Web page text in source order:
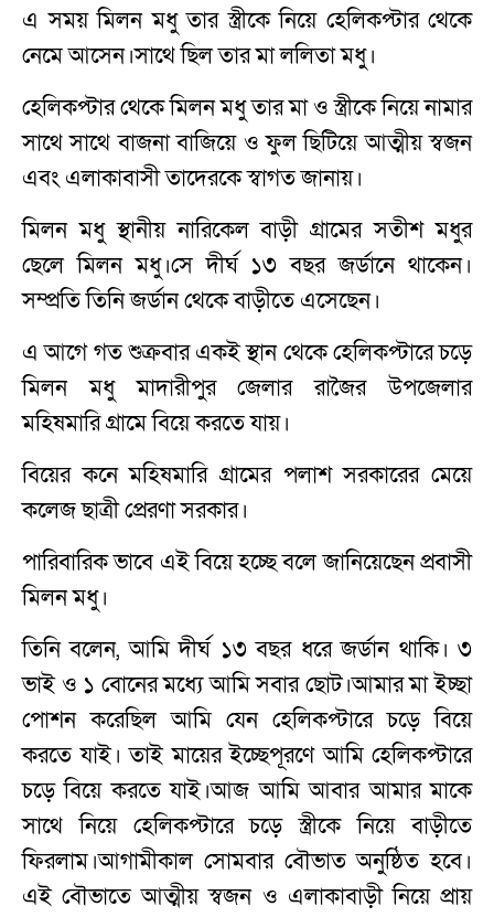
এ সময় মিলন মধু তার স্ত্রীকে নিয়ে হেলিকপ্টার থেকে
নেমে আসেন।সাথে ছিল তার মা ললিতা মধু।
হেলিকপ্টার থেকে মিলন মধু তার মা ও স্ত্রীকে নিয়ে নামার
সাথে সাথে বাজনা বাজিয়ে ও ফুল ছিটিয়ে আত্মীয় স্বজন
এবং এলাকাবাসী তাদেরকে স্বাগত জানায়।
মিলন মধু স্থানীয় নারিকেল বাড়ী গ্রামের সতীশ মধুর
ছেলে মিলন মধু।সে দীর্ঘ ১৩ বছর জর্ডানে থাকেন।
সম্প্রতি তিনি জর্ডান থেকে বাড়ীতে এসেছেন।
এ আগে গত শুক্রবার একই স্থান থেকে হেলিকপ্টারে চড়ে
মিলন মধু মাদারীপুর জেলার রাজৈর উপজেলার
মহিষমারি গ্রামে বিয়ে করতে যায়।
বিয়ের কনে মহিষমারি গ্রামের পলাশ সরকারের মেয়ে
কলেজ ছাত্রী প্রেরণা সরকার।
পারিবারিক ভাবে এই বিয়ে হচ্ছে বলে জানিয়েছেন প্রবাসী
মিলন মধু।
তিনি বলেন, আমি দীর্ঘ ১৩ বছর ধরে জর্ডান থাকি। ৩
ভাই ও ১ বোনের মধ্যে আমি সবার ছোট।আমার মা ইচ্ছা
পোশন করেছিল আমি যেন হেলিকপ্টারে চড়ে বিয়ে
করতে যাই। তাই মায়ের ইচ্ছেপূরণে আমি হেলিকপ্টারে
চড়ে বিয়ে করতে যাই।আজ আমি আবার আমার মাকে
সাথে নিয়ে হেলিকপ্টারে চড়ে স্ত্রীকে নিয়ে বাড়ীতে
ফিরলাম।আগামীকাল সোমবার বৌভাত অনুষ্ঠিত হবে।
এই বৌভাতে আত্মীয় স্বজন ও এলাকাবাড়ী নিয়ে প্রায়